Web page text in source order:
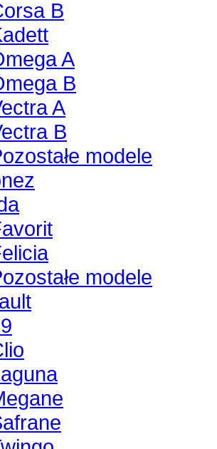
B
A
B
A
B
modele
modele